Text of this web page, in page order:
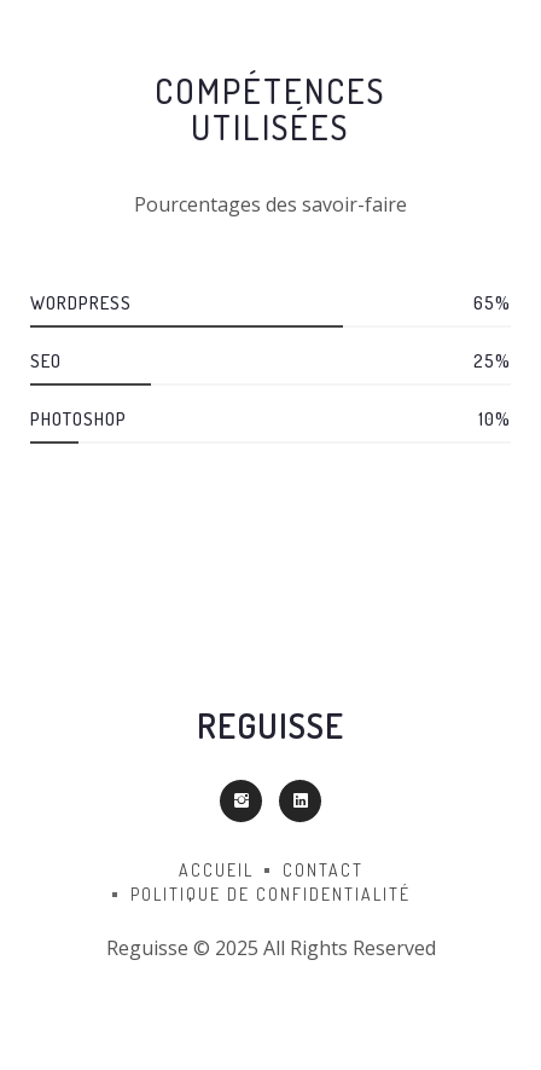
COMPÉTENCES
UTILISÉES
Pourcentages des savoir-faire
WORDPRESS 65%
SEO 25%
PHOTOSHOP 10%
REGUISSE
ACCUEIL
CONTACT
POLITIQUE DE CONFIDENTIALITÉ
Reguisse © 2025 All Rights Reserved